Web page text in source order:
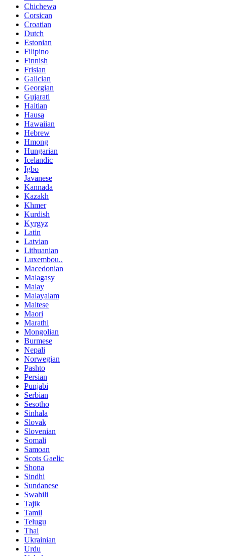
Chichewa
Corsican
Croatian
Dutch
Estonian
Filipino
Finnish
Frisian
Galician
Georgian
Gujarati
Haitian
Hausa
Hawaiian
Hebrew
Hmong
Hungarian
Icelandic
Igbo
Javanese
Kannada
Kazakh
Khmer
Kurdish
Kyrgyz
Latin
Latvian
Lithuanian
Luxembou..
Macedonian
Malagasy
Malay
Malayalam
Maltese
Maori
Marathi
Mongolian
Burmese
Nepali
Norwegian
Pashto
Persian
Punjabi
Serbian
Sesotho
Sinhala
Slovak
Slovenian
Somali
Samoan
Scots Gaelic
Shona
Sindhi
Sundanese
Swahili
Tajik
Tamil
Telugu
Thai
Ukrainian
Urdu